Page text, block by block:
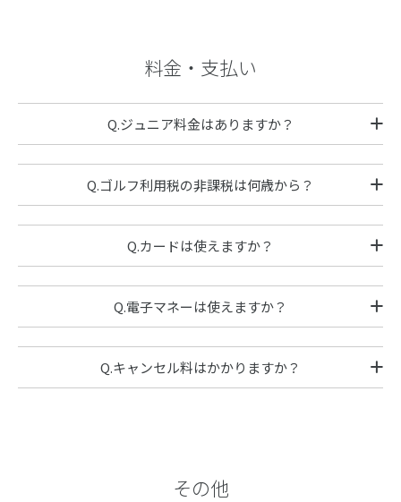
料金・支払い
Q.ジュニア料金はありますか？
Q.ゴルフ利用税の非課税は何歳から？
Q.カードは使えますか？
Q.電子マネーは使えますか？
Q.キャンセル料はかかりますか？
その他